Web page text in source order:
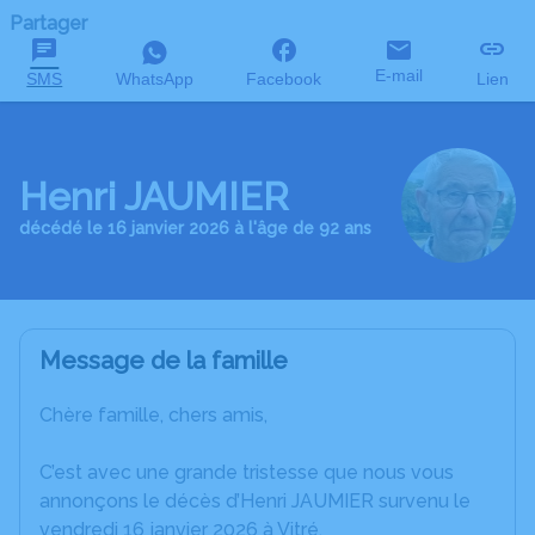
Partager
SMS WhatsApp Facebook E-mail Lien
Henri JAUMIER
décédé le 16 janvier 2026 à l'âge de 92 ans
Message de la famille
Chère famille, chers amis,
C’est avec une grande tristesse que nous vous
annonçons le décès d’Henri JAUMIER survenu le
vendredi 16 janvier 2026 à Vitré.